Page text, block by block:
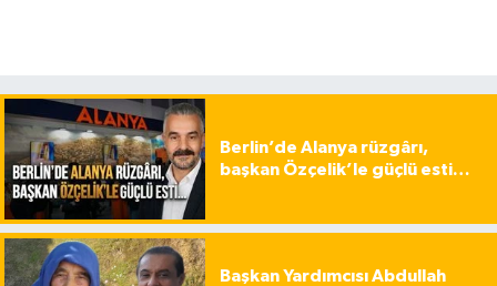
Berlin’de Alanya rüzgârı,
başkan Özçelik’le güçlü esti…
Başkan Yardımcısı Abdullah